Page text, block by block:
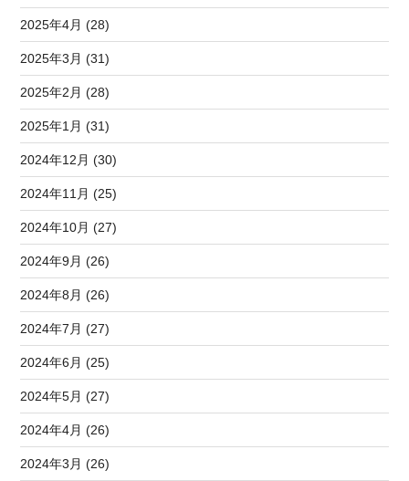
2025年4月 (28)
2025年3月 (31)
2025年2月 (28)
2025年1月 (31)
2024年12月 (30)
2024年11月 (25)
2024年10月 (27)
2024年9月 (26)
2024年8月 (26)
2024年7月 (27)
2024年6月 (25)
2024年5月 (27)
2024年4月 (26)
2024年3月 (26)